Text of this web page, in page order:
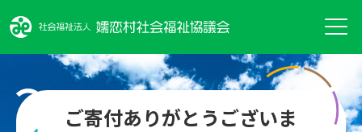
ご寄付ありがとうございま